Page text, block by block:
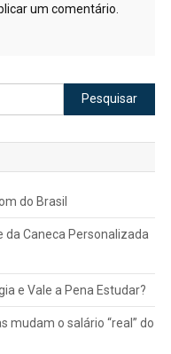
um comentário.
Pesquisar
por:
do Brasil
da Caneca Personalizada
e Vale a Pena Estudar?
mudam o salário “real” do